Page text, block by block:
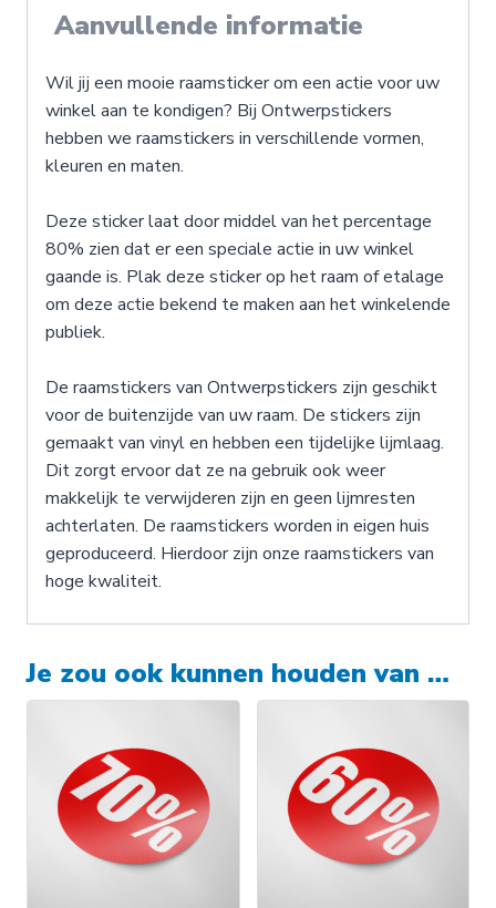
Aanvullende informatie
Wil jij een mooie raamsticker om een actie voor uw
winkel aan te kondigen? Bij Ontwerpstickers
hebben we raamstickers in verschillende vormen,
kleuren en maten.
Deze sticker laat door middel van het percentage
80% zien dat er een speciale actie in uw winkel
gaande is. Plak deze sticker op het raam of etalage
om deze actie bekend te maken aan het winkelende
publiek.
De raamstickers van Ontwerpstickers zijn geschikt
voor de buitenzijde van uw raam. De stickers zijn
gemaakt van vinyl en hebben een tijdelijke lijmlaag.
Dit zorgt ervoor dat ze na gebruik ook weer
makkelijk te verwijderen zijn en geen lijmresten
achterlaten. De raamstickers worden in eigen huis
geproduceerd. Hierdoor zijn onze raamstickers van
hoge kwaliteit.
Je zou ook kunnen houden van …